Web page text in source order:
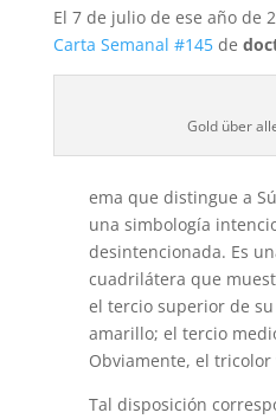
El 7 de julio de ese año de
Carta Semanal #145de
Gold über
ema que distingue a
una simbología
desintencionada. Es
cuadrilátera que
el tercio superior de
amarillo; el tercio
Obviamente, el tricolor
Tal disposición